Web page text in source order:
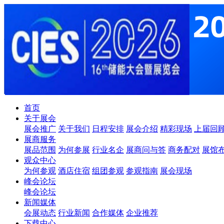
首页
关于展会
展会推广 关于我们 日程安排 展会介绍 精彩现场
上届回
展商服务
展品范围 为何参展 行业名企 展商问与答 商务配对 展馆
观众中心
为何参观 酒店住宿 组团参观 参观指南 展会现场
峰会论坛
峰会论坛
新闻媒体
会展动态 行业新闻 合作媒体 企业推荐